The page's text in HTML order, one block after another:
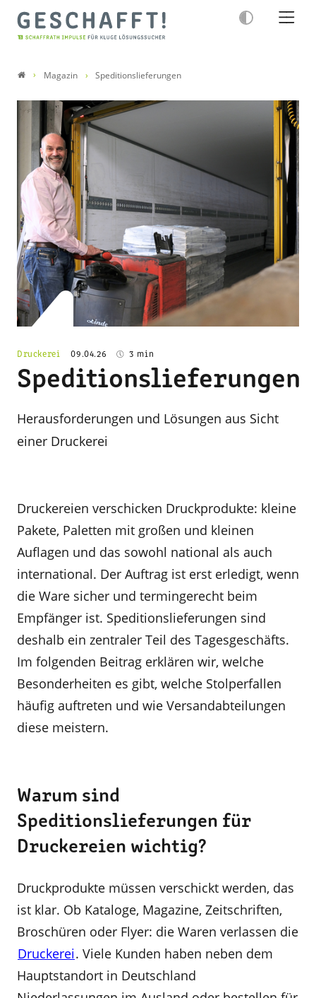
Magazin Speditionslieferungen
Druckerei 09.04.26 3 min
Speditionslieferungen
Herausforderungen und Lösungen aus Sicht
einer Druckerei
Druckereien verschicken Druckprodukte: kleine
Pakete, Paletten mit großen und kleinen
Auflagen und das sowohl national als auch
international. Der Auftrag ist erst erledigt, wenn
die Ware sicher und termingerecht beim
Empfänger ist. Speditionslieferungen sind
deshalb ein zentraler Teil des Tagesgeschäfts.
Im folgenden Beitrag erklären wir, welche
Besonderheiten es gibt, welche Stolperfallen
häufig auftreten und wie Versandabteilungen
diese meistern.
Warum sind
Speditionslieferungen für
Druckereien wichtig?
Druckprodukte müssen verschickt werden, das
ist klar. Ob Kataloge, Magazine, Zeitschriften,
Broschüren oder Flyer: die Waren verlassen die
Druckerei. Viele Kunden haben neben dem
Hauptstandort in Deutschland